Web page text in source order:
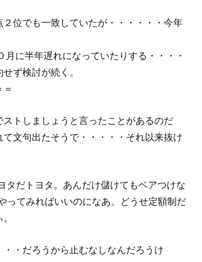
位でも一致していたが・・・・・・今年
に半年遅れになっていたりする・・・・
ず検討が続く。
トしましょうと言ったことがあるのだ
文句出たそうで・・・・・それ以来抜け
タだトヨタ。あんだけ儲けてもベアつけな
てみればいいのになあ。どうせ定額制だ
・だろうから止むなしなんだろうけ